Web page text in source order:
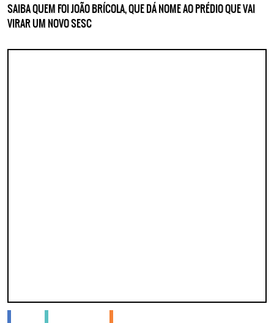
SAIBA QUEM FOI JOÃO BRÍCOLA, QUE DÁ NOME AO PRÉDIO QUE VAI
VIRAR UM NOVO SESC